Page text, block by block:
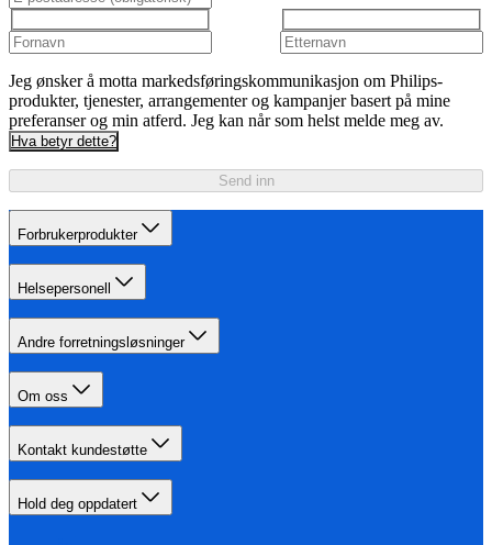
Jeg ønsker å motta markedsføringskommunikasjon om Philips-
produkter, tjenester, arrangementer og kampanjer basert på mine
preferanser og min atferd. Jeg kan når som helst melde meg av.
Hva betyr dette?
Send inn
Forbrukerprodukter
Helsepersonell
Andre forretningsløsninger
Om oss
Kontakt kundestøtte
Hold deg oppdatert